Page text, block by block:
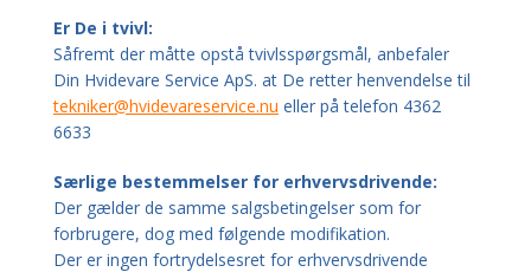
Er De i tvivl:
Såfremt der måtte opstå tvivlsspørgsmål, anbefaler
Din Hvidevare Service ApS. at De retter henvendelse til
tekniker@hvidevareservice.nu eller på telefon 4362
6633
Særlige bestemmelser for erhvervsdrivende:
Der gælder de samme salgsbetingelser som for
forbrugere, dog med følgende modifikation.
Der er ingen fortrydelsesret for erhvervsdrivende